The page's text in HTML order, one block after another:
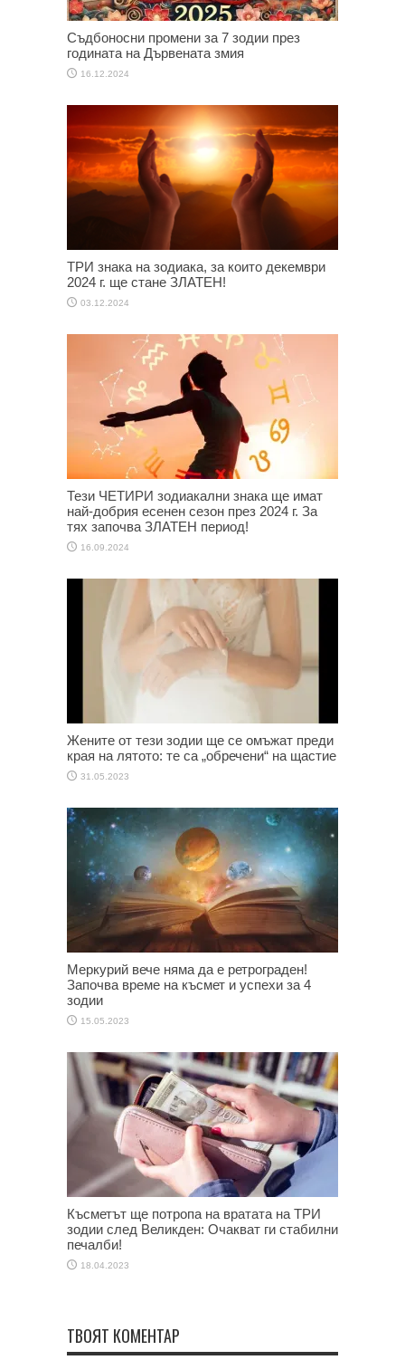
Съдбоносни промени за 7 зодии през
годината на Дървената змия
16.12.2024
ТРИ знака на зодиака, за които декември
2024 г. ще стане ЗЛАТЕН!
03.12.2024
Тези ЧЕТИРИ зодиакални знака ще имат
най-добрия есенен сезон през 2024 г. За
тях започва ЗЛАТЕН период!
16.09.2024
Жените от тези зодии ще се омъжат преди
края на лятото: те са „обречени“ на щастие
31.05.2023
Меркурий вече няма да е ретрограден!
Започва време на късмет и успехи за 4
зодии
15.05.2023
Късметът ще потропа на вратата на ТРИ
зодии след Великден: Очакват ги стабилни
печалби!
18.04.2023
ТВОЯТ КОМЕНТАР